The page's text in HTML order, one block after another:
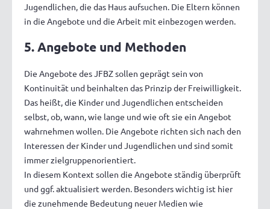
Jugendlichen, die das Haus aufsuchen. Die Eltern können
in die Angebote und die Arbeit mit einbezogen werden.
5. Angebote und Methoden
Die Angebote des JFBZ sollen geprägt sein von
Kontinuität und beinhalten das Prinzip der Freiwilligkeit.
Das heißt, die Kinder und Jugendlichen entscheiden
selbst, ob, wann, wie lange und wie oft sie ein Angebot
wahrnehmen wollen. Die Angebote richten sich nach den
Interessen der Kinder und Jugendlichen und sind somit
immer zielgruppenorientiert.
In diesem Kontext sollen die Angebote ständig überprüft
und ggf. aktualisiert werden. Besonders wichtig ist hier
die zunehmende Bedeutung neuer Medien wie